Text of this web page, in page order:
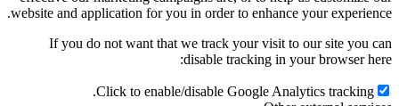
website and application for you in order to enhance your
If you do not want that we track your visit to our site you
disable tracking in your browser
Click to enable/disable Google Analytics